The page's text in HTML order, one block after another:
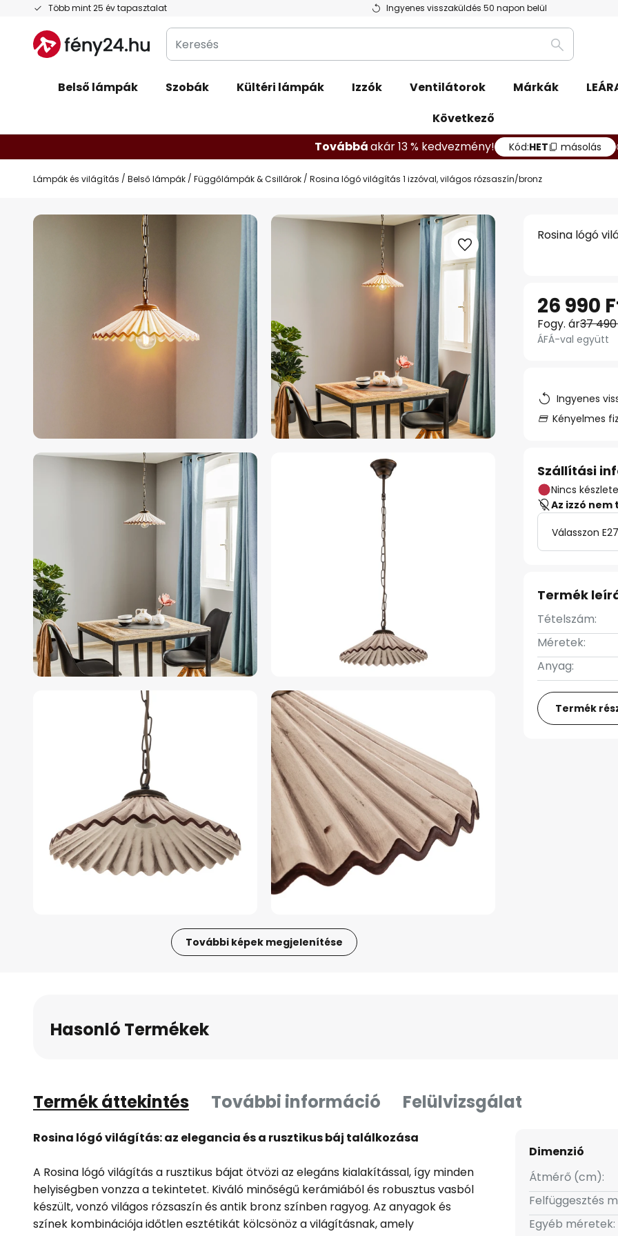
Több mint 25 év tapasztalat Ingyenes visszaküldés 50 napon belül
Ugrás
tartalomhoz
Keresés
Keresés
Belső lámpák Szobák Kültéri lámpák Izzók Ventilátorok Márkák
Következő
Továbbáakár 13 % kedvezmény! Kód:HET másolás
Lámpák és világítás Belső lámpák Függőlámpák & Csillárok Rosina lógó világítás 1 izzóval, világos rózsaszín/bronz
Ugrás
További képek megjelenítése
Rosina lógó
26 990
Fogy. ár37
ÁFÁ-val együtt
Ingyenes
Kényelmes
Szállítási
Nincs
Az izzó
Válasszon
Termék
Tételszám:
Méretek:
Anyag:
Termék
Hasonló Termékek
Termék áttekintés További információ Felülvizsgálat
Rosina lógó világítás: az elegancia és a rusztikus báj találkozása
A Rosina lógó világítás a rusztikus bájat ötvözi az elegáns kialakítással, így minden
helyiségben vonzza a tekintetet. Kiváló minőségű kerámiából és robusztus vasból
készült, vonzó világos rózsaszín és antik bronz színben ragyog. Az anyagok és
színek kombinációja időtlen esztétikát kölcsönöz a világításnak, amely
Dimenzió
Átmérő (cm):
Felfüggesztés
Egyéb méretek: